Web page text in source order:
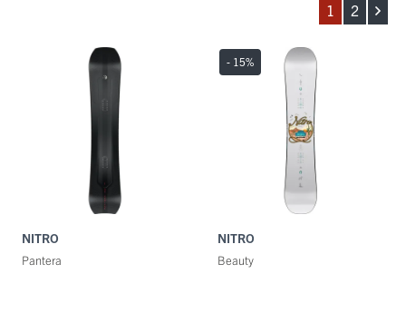
1 2
NITRO
Pantera
NITRO
Beauty
- 15%